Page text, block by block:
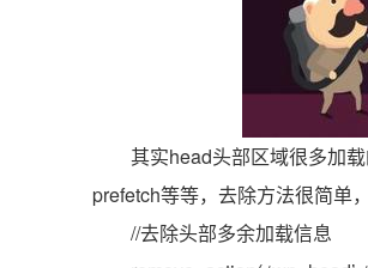
其实head头部区域很多加
prefetch等等，去除方法很简单
//去除头部多余加载信息